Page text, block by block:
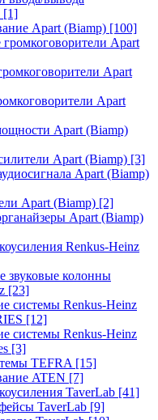
[1]
Apart (Biamp) [100]
Apart
Apart
Apart
Apart (Biamp)
Apart (Biamp) [3]
Apart (Biamp)
Apart (Biamp) [2]
Apart (Biamp)
Renkus-Heinz
звуковые колонны
[23]
системы Renkus-Heinz
[12]
системы Renkus-Heinz
[3]
TEFRA [15]
ATEN [7]
TaverLab [41]
TaverLab [9]